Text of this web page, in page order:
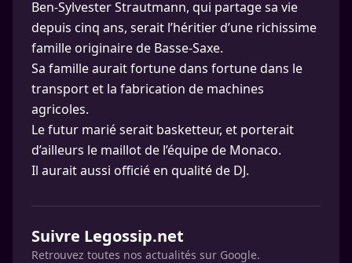
Ben-Sylvester Strautmann, qui partage sa vie
depuis cinq ans, serait l’héritier d’une richissime
famille originaire de Basse-Saxe.
Sa famille aurait fortune dans fortune dans le
transport et la fabrication de machines
agricoles.
Le futur marié serait basketteur, et porterait
d’ailleurs le maillot de l’équipe de Monaco.
Il aurait aussi officié en qualité de DJ.
Suivre Legossip.net
Retrouvez toutes nos actualités sur Google.